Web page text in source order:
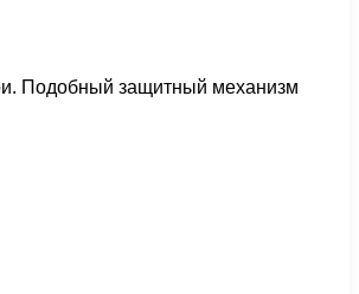
Подобный защитный механизм